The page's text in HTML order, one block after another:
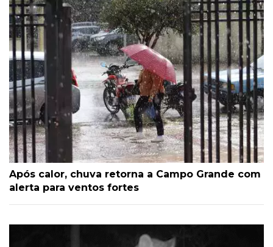
Após calor, chuva retorna a Campo Grande com
alerta para ventos fortes